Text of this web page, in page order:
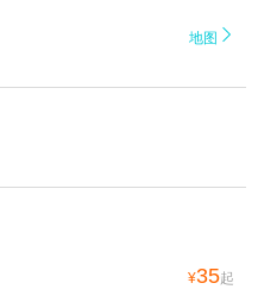
地图 
¥35起